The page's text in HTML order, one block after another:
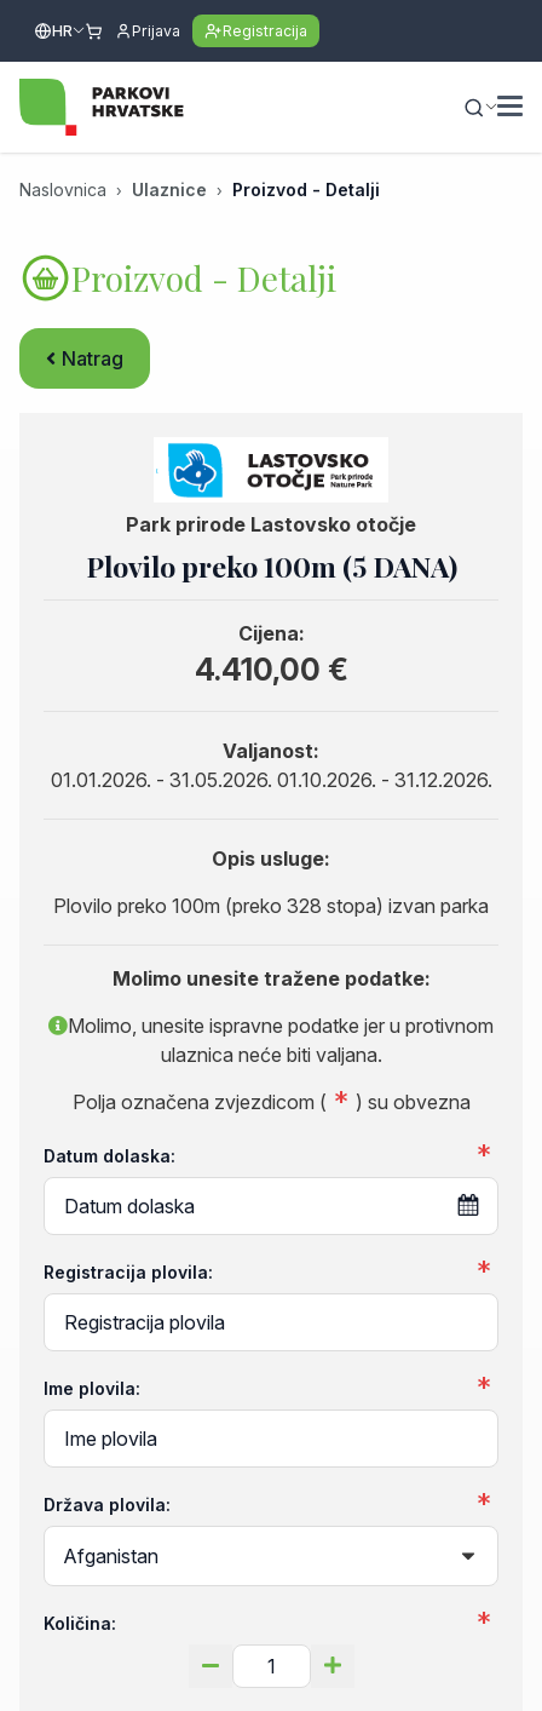
HR Prijava Registracija
Naslovnica Ulaznice Proizvod - Detalji
Proizvod - Detalji
Natrag
Park prirode Lastovsko otočje
Plovilo preko 100m (5 DANA)
Cijena:
4.410,00 €
Valjanost:
01.01.2026. - 31.05.2026. 01.10.2026. - 31.12.2026.
Opis usluge:
Plovilo preko 100m (preko 328 stopa) izvan parka
Molimo unesite tražene podatke:
Molimo, unesite ispravne podatke jer u protivnom
ulaznica neće biti valjana.
Polja označena zvjezdicom (
) su obvezna
Datum dolaska:
Registracija plovila:
Ime plovila:
Država plovila:
Količina: